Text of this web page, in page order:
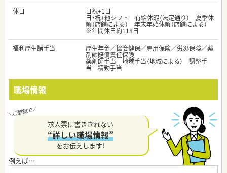
休日
日祝+1日
日・祝+他シフト 有給休暇（法定通り） 夏季休
暇（店舗による） 年末年始休暇（店舗による）
※年間休日約118日
福利厚生諸手当
厚生年金／協会健保／雇用保険／労災保険／薬
剤師賠償責任保険
薬剤師手当 地域手当（地域による） 調整手
当 精勤手当
職場情報
求人票に書ききれない
“詳しい職場情報”
をお伝えします！